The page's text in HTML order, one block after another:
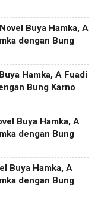
Buya Hamka, A
dengan Bung
Hamka, A Fuadi
Bung Karno
Buya Hamka, A
dengan Bung
Buya Hamka, A
dengan Bung